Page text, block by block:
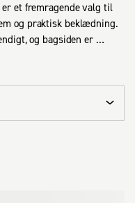
et fremragende valg til
og praktisk beklædning.
og bagsiden er
har flere praktisk
unødvendig